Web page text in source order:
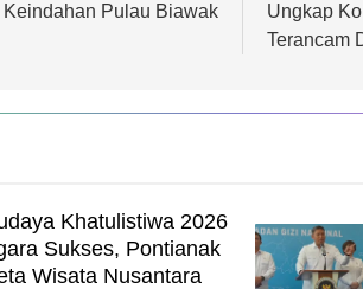
Pulau Biawak
Ungkap
Terancam
Khatulistiwa 2026
Sukses, Pontianak
Wisata Nusantara